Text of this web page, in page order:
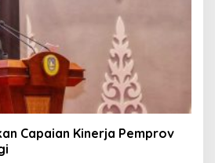
Capaian Kinerja Pemprov